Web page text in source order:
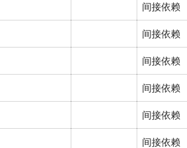
间接依赖
间接依赖
间接依赖
间接依赖
间接依赖
间接依赖